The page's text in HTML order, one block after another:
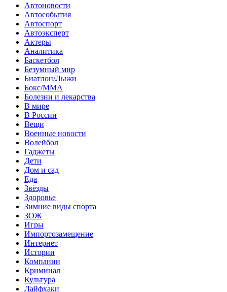
Автоновости
Автособытия
Автоспорт
Автоэксперт
Актеры
Аналитика
Баскетбол
Безумный мир
Биатлон/Лыжи
Бокс/MMA
Болезни и лекарства
В мире
В России
Вещи
Военные новости
Волейбол
Гаджеты
Дети
Дом и сад
Еда
Звёзды
Здоровье
Зимние виды спорта
ЗОЖ
Игры
Импортозамещение
Интернет
Истории
Компании
Криминал
Культура
Лайфхаки